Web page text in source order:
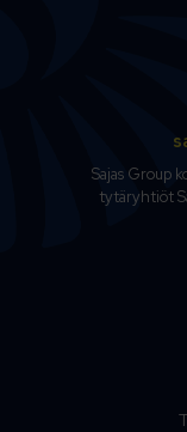
Sajas Group
tytäryhtiöt